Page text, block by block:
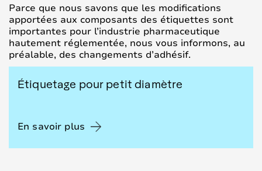
Parce que nous savons que les modifications
apportées aux composants des étiquettes sont
importantes pour l’industrie pharmaceutique
hautement réglementée, nous vous informons, au
préalable, des changements d’adhésif.
Étiquetage pour petit diamètre
En savoir plus